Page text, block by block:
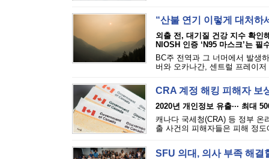
“산불 연기 이렇게 대처하
외출 전, 대기질 건강 지수 확인
NIOSH 인증 ‘N95 마스크’는 필
BC주 전역과 그 너머에서 발생
버와 오카나간, 센트럴 프레이
CRA 계정 해킹 피해자 보
2020년 개인정보 유출··· 최대
캐나다 국세청(CRA) 등 정부 온
출 사건의 피해자들은 피해 정
SFU 의대, 의사 부족 해